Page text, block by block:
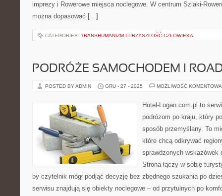
imprezy i Rowerowe miejsca noclegowe. W centrum Szlaki-
można dopasować […]
CATEGORIES: TRANSHUMANIZM I PRZYSZŁOŚĆ CZŁOWIEKA
PODRÓŻE SAMOCHODEM I
POSTED BY ADMIN GRU - 27 - 2025 MOŻLIWOŚĆ
Hotel-Logan.com.pl to
podróżom po kraju, który
sposób przemyślany. To
które chcą odkrywać
sprawdzonych
Strona łączy w sobie
by czytelnik mógł podjąć decyzję bez zbędnego szukania po
serwisu znajdują się obiekty noclegowe – od przytulnych po